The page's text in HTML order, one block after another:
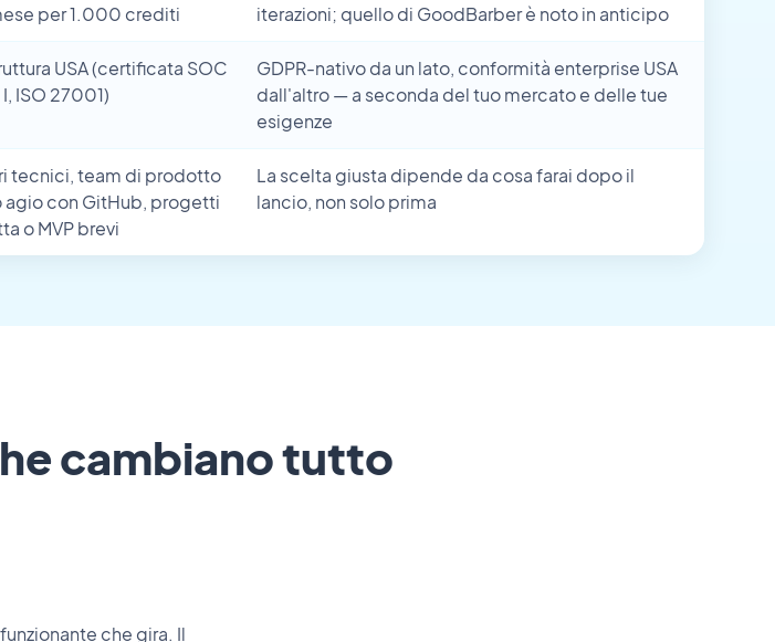
per 1.000 crediti
iterazioni; quello di GoodBarber è noto in anticipo
USA (certificata SOC
ISO 27001)
GDPR-nativo da un lato, conformità enterprise USA
dall'altro — a seconda del tuo mercato e delle tue
esigenze
tecnici, team di prodotto
agio con GitHub, progetti
o MVP brevi
La scelta giusta dipende da cosa farai dopo il
lancio, non solo prima
cambiano tutto
che gira. Il